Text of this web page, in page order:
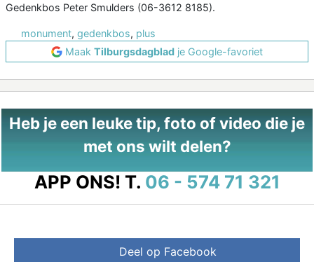
Gedenkbos Peter Smulders (06-3612 8185).
monument, gedenkbos, plus
Maak Tilburgsdagblad je Google-favoriet
Heb je een leuke tip, foto of video die je
met ons wilt delen?
APP ONS! T. 06 - 574 71 321
Deel op Facebook